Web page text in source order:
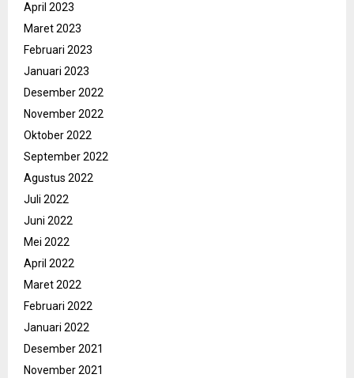
April 2023
Maret 2023
Februari 2023
Januari 2023
Desember 2022
November 2022
Oktober 2022
September 2022
Agustus 2022
Juli 2022
Juni 2022
Mei 2022
April 2022
Maret 2022
Februari 2022
Januari 2022
Desember 2021
November 2021